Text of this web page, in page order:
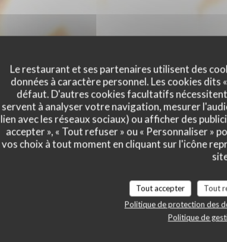
Le restaurant et ses partenaires utilisent des
données à caractère personnel. Les cookies
défaut. D'autres cookies facultatifs
servent à analyser votre navigation, mesurer
lien avec les réseaux sociaux) ou afficher des
accepter », « Tout refuser » ou « Personnaliser »
vos choix à tout moment en cliquant sur l'icône
Tout accepter Tout
Politique de protection des
Politique de
Le